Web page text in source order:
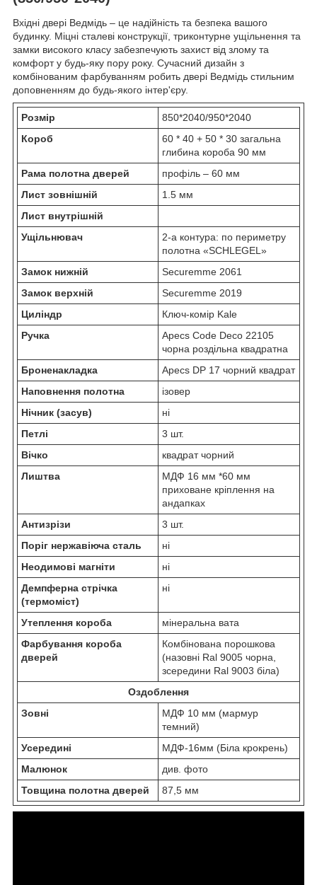
Вхідні двері Ведмідь – це надійність та безпека вашого
будинку. Міцні сталеві конструкції, триконтурне ущільнення та
замки високого класу забезпечують захист від злому та
комфорт у будь-яку пору року. Сучасний дизайн з
комбінованим фарбуванням робить двері Ведмідь стильним
доповненням до будь-якого інтер'єру.
Розмір
850*2040/950*2040
Короб
60 * 40 + 50 * 30 загальна
глибина короба 90 мм
Рама полотна дверей
профіль – 60 мм
Лист зовнішній
1.5 мм
Лист внутрішній
Ущільнювач
2-а контура: по периметру
полотна «SCHLEGEL»
Замок нижній
Securemme 2061
Замок верхній
Securemme 2019
Циліндр
Ключ-комір Kale
Ручка
Apecs Code Deco 22105
чорна роздільна квадратна
Броненакладка
Apecs DP 17 чорний квадрат
Наповнення полотна
ізовер
Нічник (засув)
ні
Петлі
3 шт.
Вічко
квадрат чорний
Лиштва
МДФ 16 мм *60 мм
приховане кріплення на
андапках
Антизрізи
3 шт.
Поріг нержавіюча сталь
ні
Неодимові магніти
ні
Демпферна стрічка
(термоміст)
ні
Утеплення короба
мінеральна вата
Фарбування короба
дверей
Комбінована порошкова
(назовні Ral 9005 чорна,
зсередини Ral 9003 біла)
Оздоблення
Зовні
МДФ 10 мм (мармур
темний)
Усередині
МДФ-16мм (Біла крокрень)
Малюнок
див. фото
Товщина полотна дверей
87,5 мм